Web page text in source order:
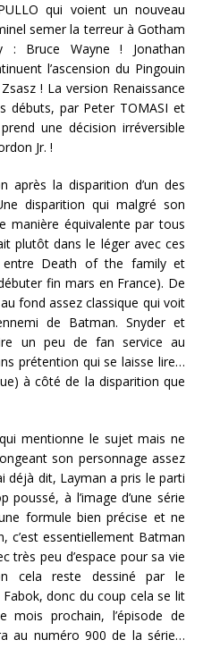
qui voient un nouveau
semer la terreur à Gotham
: Bruce Wayne ! Jonathan
l’ascension du Pingouin
! La version Renaissance
débuts, par Peter TOMASI et
une décision irréversible
Jr. !
après la disparition d’un des
disparition qui malgré son
manière équivalente par tous
plutôt dans le léger avec ces
Death of the family et
fin mars en France). De
fond assez classique qui voit
de Batman. Snyder et
un peu de fan service au
prétention qui se laisse lire…
à côté de la disparition que
mentionne le sujet mais ne
son personnage assez
déjà dit, Layman a pris le parti
poussé, à l’image d’une série
formule bien précise et ne
c’est essentiellement Batman
très peu d’espace pour sa vie
cela reste dessiné par le
donc du coup cela se lit
mois prochain, l’épisode de
au numéro 900 de la série…